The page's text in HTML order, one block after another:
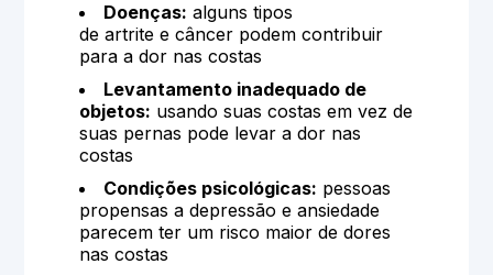
Doenças: alguns tipos
de artrite e câncer podem contribuir
para a dor nas costas
Levantamento inadequado de
objetos: usando suas costas em vez de
suas pernas pode levar a dor nas
costas
Condições psicológicas: pessoas
propensas a depressão e ansiedade
parecem ter um risco maior de dores
nas costas